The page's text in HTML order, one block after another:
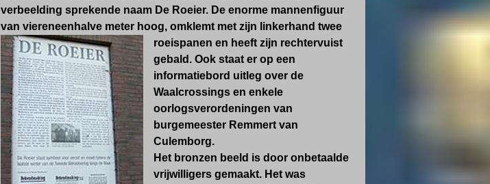
verbeelding sprekende naam De Roeier. De enorme mannenfiguur
van viereneenhalve meter hoog, omklemt met zijn linkerhand twee
roeispanen en heeft zijn rechtervuist
gebald. Ook staat er op een
informatiebord uitleg over de
Waalcrossings en enkele
oorlogsverordeningen van
burgemeester Remmert van
Culemborg.
Het bronzen beeld is door onbetaalde
vrijwilligers gemaakt. Het was